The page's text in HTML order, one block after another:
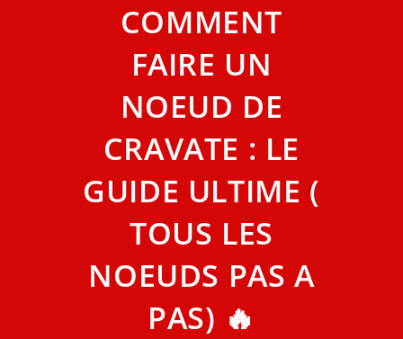
COMMENT
FAIRE UN
NOEUD DE
CRAVATE : LE
GUIDE ULTIME (
TOUS LES
NOEUDS PAS A
PAS) 🔥